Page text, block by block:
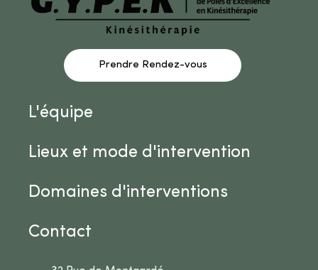
Prendre Rendez-vous
L'équipe
Lieux et mode d'intervention
Domaines d'interventions
Contact